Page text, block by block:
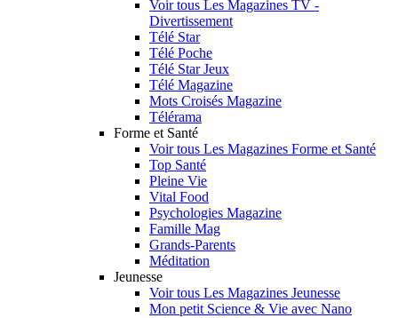
Voir tous Les Magazines TV -
Divertissement
Télé Star
Télé Poche
Télé Star Jeux
Télé Magazine
Mots Croisés Magazine
Télérama
Forme et Santé
Voir tous Les Magazines Forme et Santé
Top Santé
Pleine Vie
Vital Food
Psychologies Magazine
Famille Mag
Grands-Parents
Méditation
Jeunesse
Voir tous Les Magazines Jeunesse
Mon petit Science & Vie avec Nano